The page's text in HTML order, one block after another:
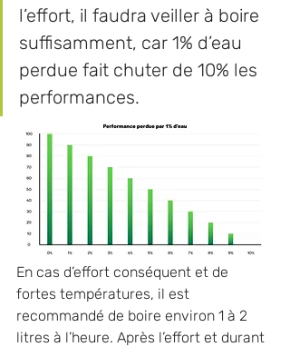
l’effort, il faudra veiller à boire
suffisamment, car 1% d’eau
perdue fait chuter de 10% les
performances.
En cas d’effort conséquent et de
fortes températures, il est
recommandé de boire environ 1 à 2
litres à l’heure. Après l’effort et durant